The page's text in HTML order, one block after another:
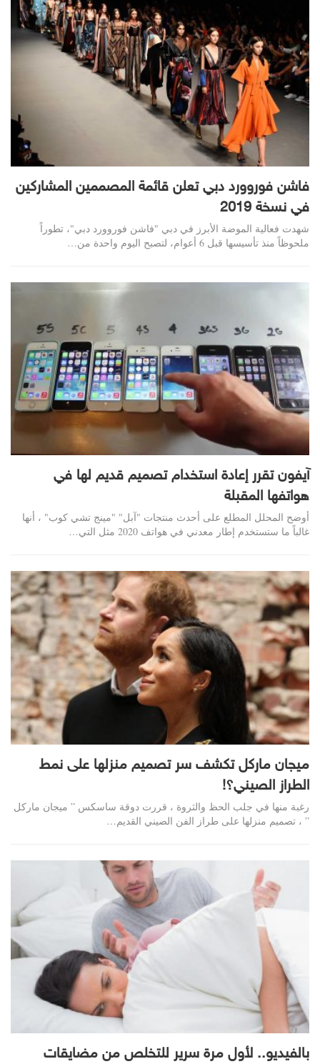
فاشن فوروورد دبي تعلن قائمة المصممين المشاركين
في نسخة 2019
شهدت فعالية الموضة الأبرز في دبي "فاشن فوروورد دبي"، تطوراً
ملحوظاً منذ تأسيسها قبل 6 أعوام، لتصبح اليوم واحدة من…
آيفون تقرر إعادة استخدام تصميم قديم لها في
هواتفها المقبلة
أوضح المحلل المطلع على أحدث منتجات "آبل" "مينج تشي كوب" ، أنها
غالباً ما ستستخدم إطار معدني في هواتف 2020 مثل التي…
ميجان ماركل تكشف سر تصميم منزلها على نمط
الطراز الصيني؟!
رغبة منها في جلب الحظ والثروة ، قررت دوقة ساسكس ” ميجان ماركل
” ، تصميم منزلها على طراز الفن الصيني القديم…
بالفيديو.. لأول مرة سرير للتخلص من مضايقات